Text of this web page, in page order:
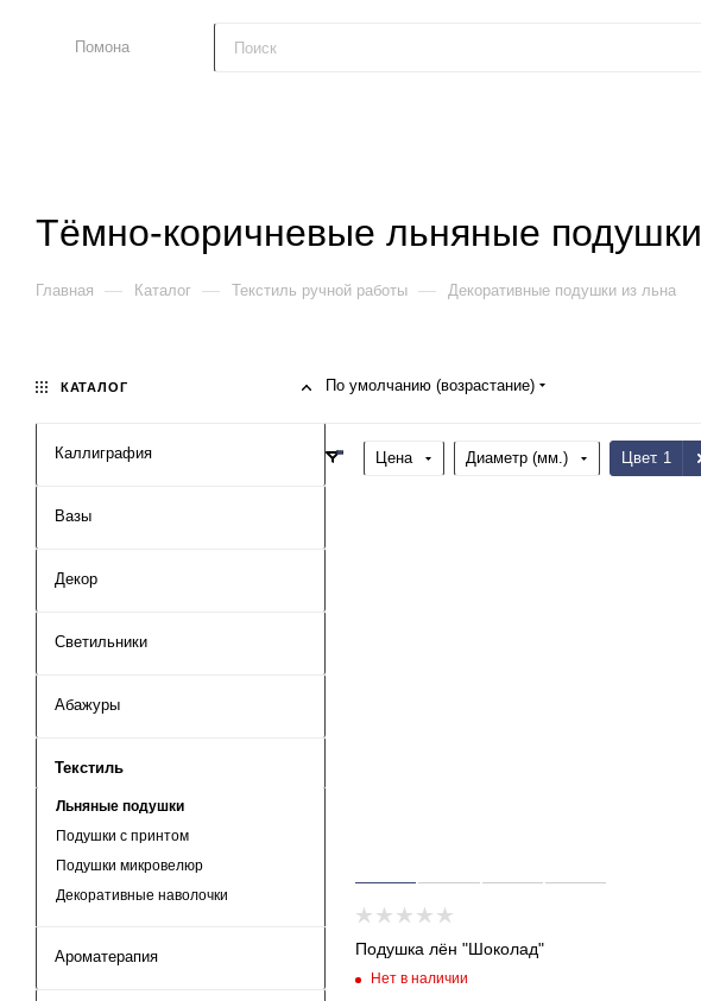
Помона
Тёмно-коричневые льняные подушки
Главная — Каталог — Текстиль ручной работы — Декоративные подушки из льна
По умолчанию (возрастание)
Цена Диаметр (мм.) Цвет: 1
Подушка лён "Шоколад"
Нет в наличии
КАТАЛОГ
Каллиграфия
Вазы
Декор
Светильники
Абажуры
Текстиль
Льняные подушки
Подушки с принтом
Подушки микровелюр
Декоративные наволочки
Ароматерапия